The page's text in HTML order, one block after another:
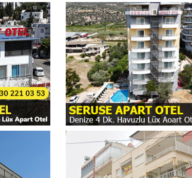
Seruse Apart Otel